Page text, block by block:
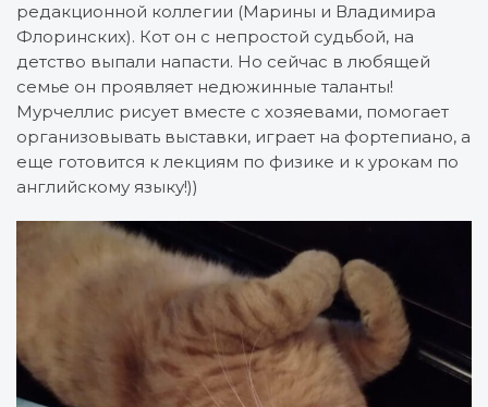
редакционной коллегии (Марины и Владимира
Флоринских). Кот он с непростой судьбой, на
детство выпали напасти. Но сейчас в любящей
семье он проявляет недюжинные таланты!
Мурчеллис рисует вместе с хозяевами, помогает
организовывать выставки, играет на фортепиано, а
еще готовится к лекциям по физике и к урокам по
английскому языку!))